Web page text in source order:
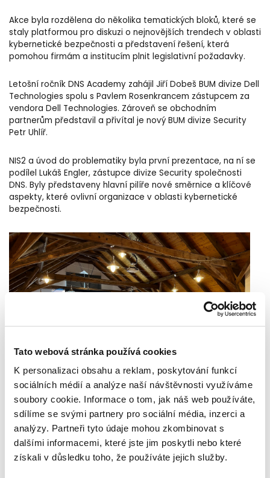
Tato webová stránka používá cookies
K personalizaci obsahu a reklam, poskytování funkcí
sociálních médií a analýze naší návštěvnosti využíváme
soubory cookie. Informace o tom, jak náš web používáte,
sdílíme se svými partnery pro sociální média, inzerci a
analýzy. Partneři tyto údaje mohou zkombinovat s
dalšími informacemi, které jste jim poskytli nebo které
získali v důsledku toho, že používáte jejich služby.
Akce byla rozdělena do několika tematických bloků, které se
staly platformou pro diskuzi o nejnovějších trendech v oblasti
kybernetické bezpečnosti a představení řešení, která
pomohou firmám a institucím plnit legislativní požadavky.
Letošní ročník DNS Academy zahájil Jiří Dobeš BUM divize Dell
Technologies spolu s Pavlem Rosenkrancem zástupcem za
vendora Dell Technologies. Zároveň se obchodním
partnerům představil a přivítal je nový BUM divize Security
Petr Uhlíř.
NIS2 a úvod do problematiky byla první prezentace, na ní se
podílel Lukáš Engler, zástupce divize Security společnosti
DNS. Byly představeny hlavní pilíře nové směrnice a klíčové
aspekty, které ovlivní organizace v oblasti kybernetické
bezpečnosti.
Řešení od společnostiCheck Pointbylo představeno Jiřím
Zvolánkem a zaměřilo se na konkrétní kybernetické hrozby a
způsoby, jak jim čelit. Tato prezentace ukázala, jak moderní